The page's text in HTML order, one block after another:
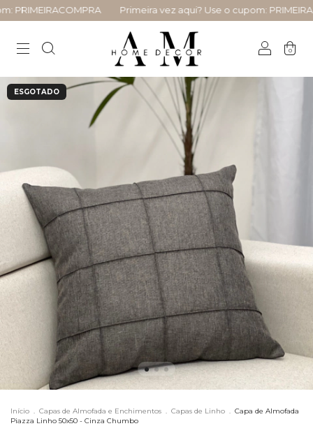
Primeira vez aqui? Use o cupom:
0
ESGOTADO
Início . Capas de Almofada e Enchimentos . Capas de Linho . Capa de Almofada
Piazza Linho 50x50 - Cinza Chumbo